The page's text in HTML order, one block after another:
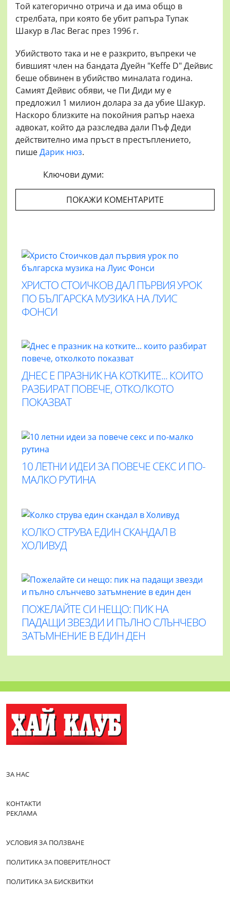
Той категорично отрича и да има общо в
стрелбата, при която бе убит рапъра Тупак
Шакур в Лас Вегас през 1996 г.
Убийството така и не е разкрито, въпреки че
бившият член на бандата Дуейн "Keffe D" Дейвис
беше обвинен в убийство миналата година.
Самият Дейвис обяви, че Пи Диди му е
предложил 1 милион долара за да убие Шакур.
Наскоро близките на покойния рапър наеха
адвокат, който да разследва дали Пъф Деди
действително има пръст в престъплението,
пишеДарик нюз.
Ключови думи:
ПОКАЖИ КОМЕНТАРИТЕ
ХРИСТО СТОИЧКОВ ДАЛ ПЪРВИЯ УРОК
ПО БЪЛГАРСКА МУЗИКА НА ЛУИС
ФОНСИ
ДНЕС Е ПРАЗНИК НА КОТКИТЕ... КОИТО
РАЗБИРАТ ПОВЕЧЕ, ОТКОЛКОТО
ПОКАЗВАТ
10 ЛЕТНИ ИДЕИ ЗА ПОВЕЧЕ СЕКС И ПО-
МАЛКО РУТИНА
КОЛКО СТРУВА ЕДИН СКАНДАЛ В
ХОЛИВУД
ПОЖЕЛАЙТЕ СИ НЕЩО: ПИК НА
ПАДАЩИ ЗВЕЗДИ И ПЪЛНО СЛЪНЧЕВО
ЗАТЪМНЕНИЕ В ЕДИН ДЕН
ЗА НАС
КОНТАКТИ
РЕКЛАМА
УСЛОВИЯ ЗА ПОЛЗВАНЕ
ПОЛИТИКА ЗА ПОВЕРИТЕЛНОСТ
ПОЛИТИКА ЗА БИСКВИТКИ